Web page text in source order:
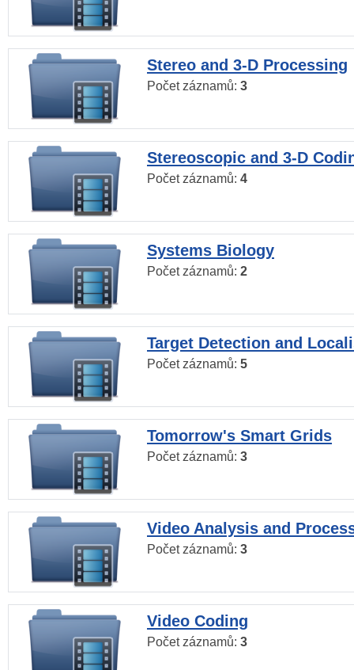
Stereo and 3-D Processing
Počet záznamů: 3
Stereoscopic and 3-D
Počet záznamů: 4
Systems Biology
Počet záznamů: 2
Target Detection and
Počet záznamů: 5
Tomorrow's Smart Grids
Počet záznamů: 3
Video Analysis and
Počet záznamů: 3
Video Coding
Počet záznamů: 3